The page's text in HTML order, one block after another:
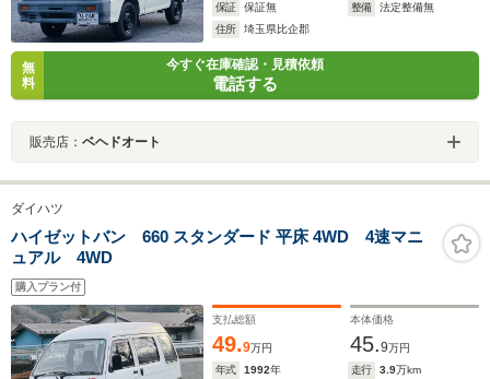
保証
保証無 整備
法定整備無
住所
埼玉県比企郡
無
料
今すぐ在庫確認・見積依頼
電話する
販売店： ベヘドオート
ダイハツ
ハイゼットバン 660 スタンダード 平床 4WD 4速マニ
ュアル 4WD
購入プラン付
支払総額
49.9万円
本体価格
45.9万円
年式
1992年 走行 3.9万km